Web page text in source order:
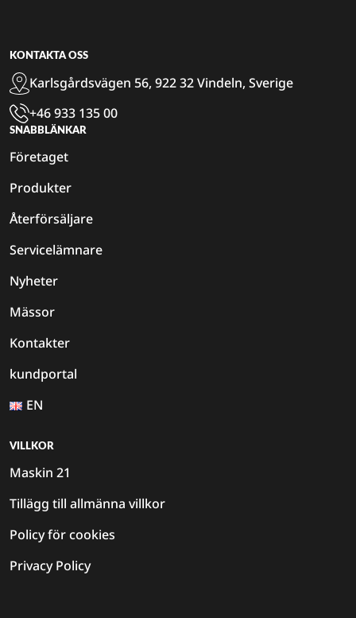
KONTAKTA OSS
Karlsgårdsvägen 56, 922 32 Vindeln, Sverige
+46 933 135 00
SNABBLÄNKAR
Företaget
Produkter
Återförsäljare
Servicelämnare
Nyheter
Mässor
Kontakter
kundportal
EN
VILLKOR
Maskin 21
Tillägg till allmänna villkor
Policy för cookies
Privacy Policy